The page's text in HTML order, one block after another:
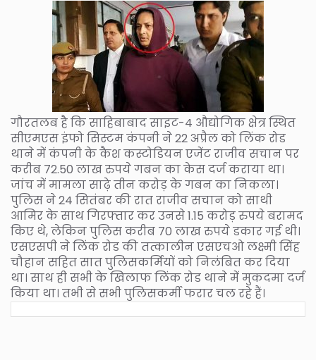
गौरतलब है कि साहिबाबाद साइट-4 औद्योगिक क्षेत्र स्थित
सीएमएस इंफो सिस्टम कंपनी ने 22 अप्रैल को लिंक रोड
थाने में कंपनी के कैश कस्टोडियन एजेंट राजीव सचान पर
करीब 72.50 लाख रुपये गबन का केस दर्ज कराया था।
जांच में मामला साढ़े तीन करोड़ के गबन का निकला।
पुलिस ने 24 सितंबर की रात राजीव सचान को साथी
आमिर के साथ गिरफ्तार कर उनसे 1.15 करोड़ रुपये बरामद
किए थे, लेकिन पुलिस करीब 70 लाख रुपये डकार गई थी।
एसएसपी ने लिंक रोड की तत्कालीन एसएचओ लक्ष्मी सिंह
चौहान सहित सात पुलिसकर्मियों को निलंबित कर दिया
था। साथ ही सभी के खिलाफ लिंक रोड थाने में मुकदमा दर्ज
किया था। तभी से सभी पुलिसकर्मी फरार चल रहे हैं।